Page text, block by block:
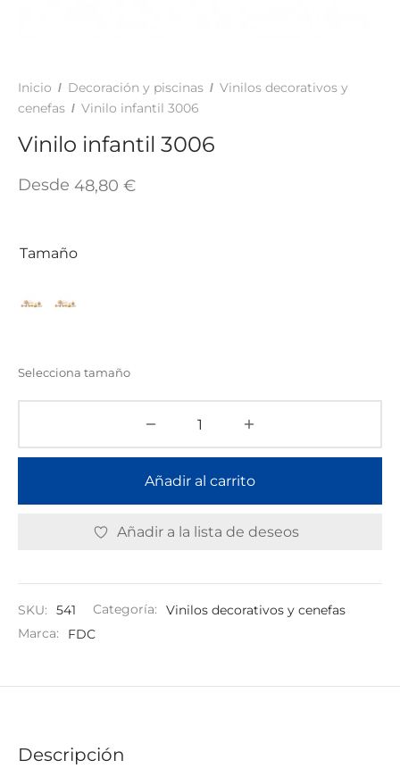
Inicio / Decoración y piscinas / Vinilos decorativos y
cenefas / Vinilo infantil 3006
Vinilo infantil 3006
Desde 48,80 €
Tamaño
Selecciona tamaño
Añadir al carrito
Añadir a la lista de deseos
SKU: 541 Categoría:
Vinilos decorativos y cenefas
Marca:
FDC
Descripción